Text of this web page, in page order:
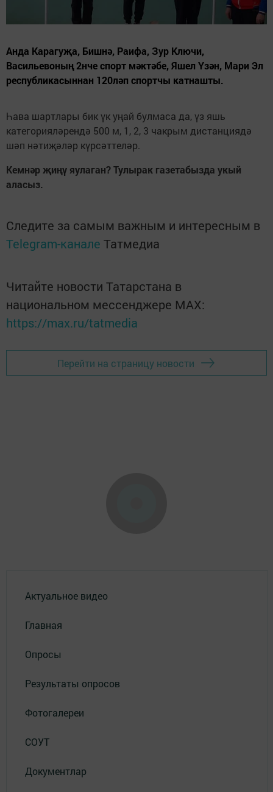
Анда Карагуҗа, Бишнә, Раифа, Зур Ключи,
Васильевоның 2нче спорт мәктәбе, Яшел Үзән, Мари Эл
республикасыннан 120ләп спортчы катнашты.
Һава шартлары бик үк уңай булмаса да, үз яшь
категорияләрендә 500 м, 1, 2, 3 чакрым дистанциядә
шәп нәтиҗәләр күрсәттеләр.
Кемнәр җиңү яулаган? Тулырак газетабызда укый
аласыз.
Следите за самым важным и интересным в
Telegram-канале Татмедиа
Читайте новости Татарстана в
национальном мессенджере MАХ:
https://max.ru/tatmedia
Перейти на страницу новости
Актуальное видео
Главная
Опросы
Результаты опросов
Фотогалереи
СОУТ
Документлар